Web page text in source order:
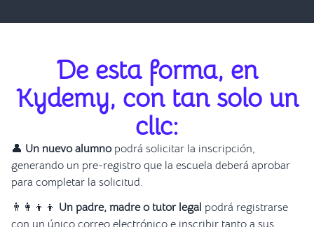
De esta forma, en
Kydemy, con tan solo un
clic:
👤 Un nuevo alumnopodrá solicitar la inscripción,
generando un pre-registro que la escuela deberá aprobar
para completar la solicitud.
👨‍👩‍👦‍👦 Un padre, madre o tutor legal podrá registrarse
con un único correo electrónico e inscribir tanto a sus